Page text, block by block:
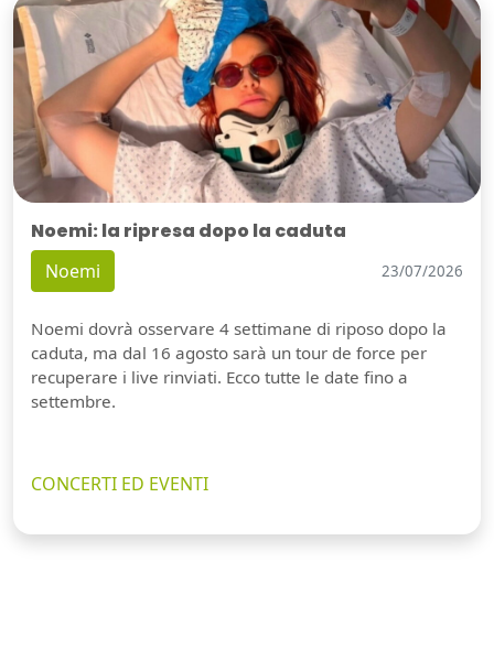
Noemi: la ripresa dopo la caduta
Noemi 23/07/2026
Noemi dovrà osservare 4 settimane di riposo dopo la
caduta, ma dal 16 agosto sarà un tour de force per
recuperare i live rinviati. Ecco tutte le date fino a
settembre.
CONCERTI ED EVENTI